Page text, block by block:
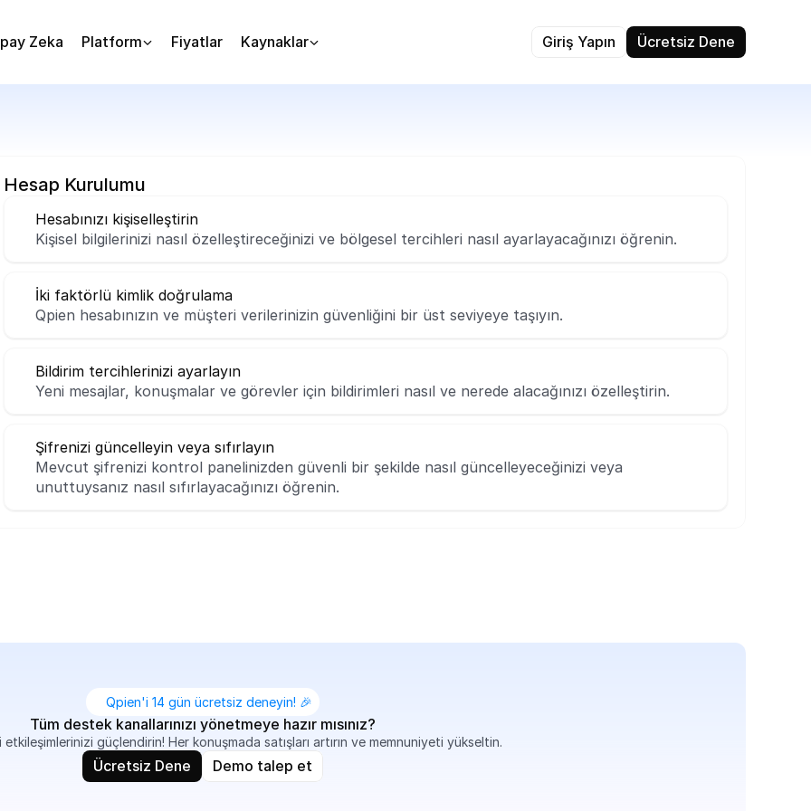
Zeka Platform Fiyatlar Kaynaklar Giriş Yapın Ücretsiz Dene
Hesap Kurulumu
Hesabınızı kişiselleştirin
Kişisel bilgilerinizi nasıl özelleştireceğinizi ve bölgesel tercihleri nasıl ayarlayacağınızı öğrenin.
İki faktörlü kimlik doğrulama
Qpien hesabınızın ve müşteri verilerinizin güvenliğini bir üst seviyeye taşıyın.
Bildirim tercihlerinizi ayarlayın
Yeni mesajlar, konuşmalar ve görevler için bildirimleri nasıl ve nerede alacağınızı özelleştirin.
Şifrenizi güncelleyin veya sıfırlayın
Mevcut şifrenizi kontrol panelinizden güvenli bir şekilde nasıl güncelleyeceğinizi veya
unuttuysanız nasıl sıfırlayacağınızı öğrenin.
Qpien'i 14 gün ücretsiz deneyin! 🎉
Tüm destek kanallarınızı yönetmeye hazır mısınız?
güçlendirin! Her konuşmada satışları artırın ve memnuniyeti yükseltin.
Ücretsiz Dene Demo talep et